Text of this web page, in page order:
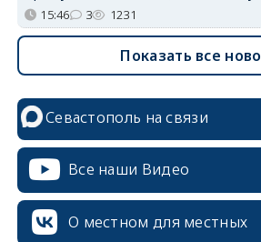
15:46 3 1231
Показать все
Севастополь на связи
Все наши Видео
О местном для местных